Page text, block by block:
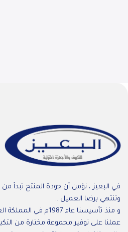
في البعيز ، نؤمن أن جودة المنتج تبدأ من
وتنتهي برضا العميل ..
و منذ تأسيسنا عام 1987م
عملنا على توفير مجموعة مختارة من